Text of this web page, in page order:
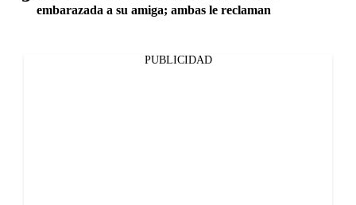
embarazada a su amiga; ambas le reclaman
PUBLICIDAD